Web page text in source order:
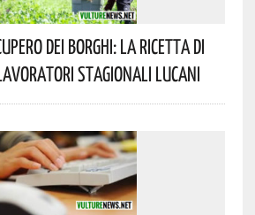
Dei Borghi: La Ricetta Di
Stagionali Lucani